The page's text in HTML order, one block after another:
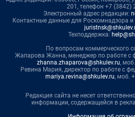
201, телефон +7 (3842)
Электронный адрес редакции:
Контактные данные для Роскомнадзора и
Техподдержка:
По вопросам коммерческого
Жапарова Жанна, менеджер по работе с
zhanna.zhaparova@shkulev.ru,
Ревина Мария, директор по работе с
mariya.revina@shkulev.ru, моб.
Редакция сайта не несет
информации, содержащейся в